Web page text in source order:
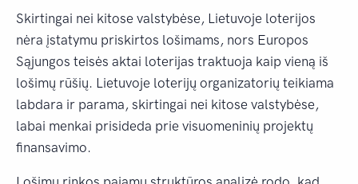
Skirtingai nei kitose valstybėse, Lietuvoje loterijos
nėra įstatymu priskirtos lošimams, nors Europos
Sąjungos teisės aktai loterijas traktuoja kaip vieną iš
lošimų rūšių. Lietuvoje loterijų organizatorių teikiama
labdara ir parama, skirtingai nei kitose valstybėse,
labai menkai prisideda prie visuomeninių projektų
finansavimo.